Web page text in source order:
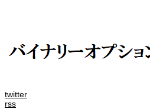
twitter
rss